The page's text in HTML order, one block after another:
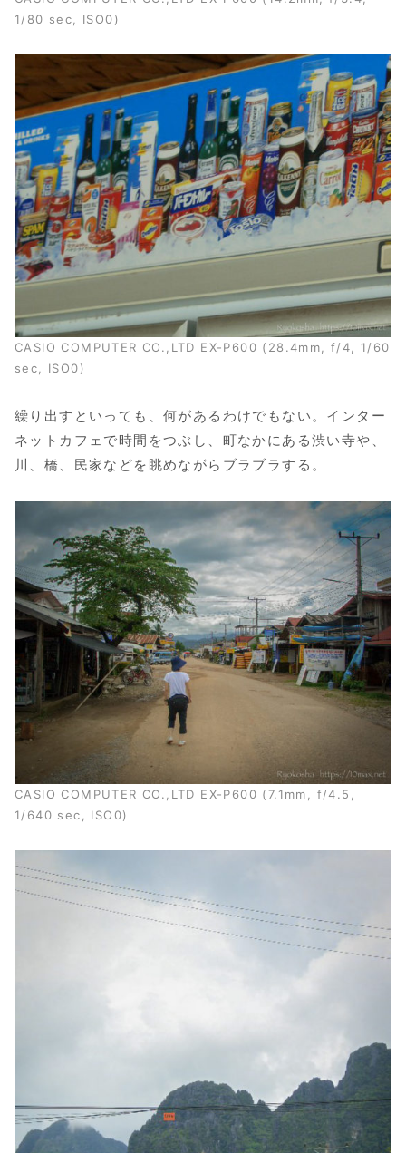
1/80 sec, ISO0)
CASIO COMPUTER CO.,LTD EX-P600 (28.4mm, f/4, 1/60
sec, ISO0)
繰り出すといっても、何があるわけでもない。インター
ネットカフェで時間をつぶし、町なかにある渋い寺や、
川、橋、民家などを眺めながらブラブラする。
CASIO COMPUTER CO.,LTD EX-P600 (7.1mm, f/4.5,
1/640 sec, ISO0)